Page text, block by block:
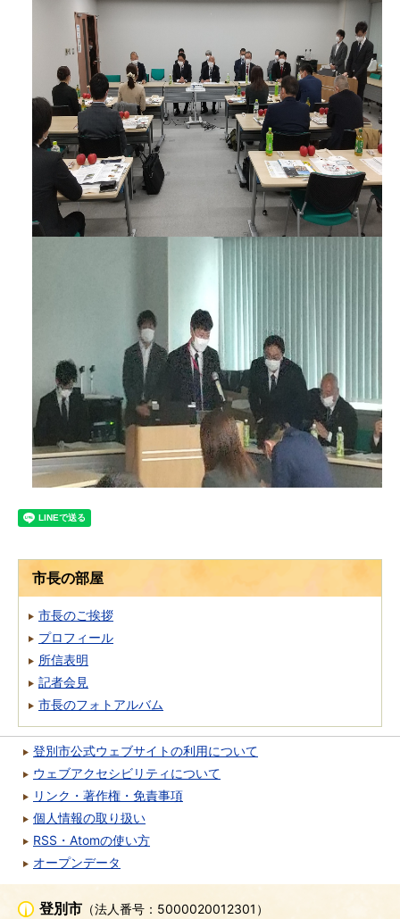
市長の部屋
市長のご挨拶
プロフィール
所信表明
記者会見
市長のフォトアルバム
登別市公式ウェブサイトの利用について
ウェブアクセシビリティについて
リンク・著作権・免責事項
個人情報の取り扱い
RSS・Atomの使い方
オープンデータ
登別市 （法人番号：5000020012301）